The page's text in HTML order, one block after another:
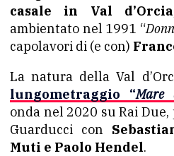
casale in Val d’Orcia
ambientato nel 1991 “
capolavori di (e con)
La natura della Val
lungometraggio “Mare
onda nel 2020 su Rai
Guarducci con
Muti e Paolo Hendel.